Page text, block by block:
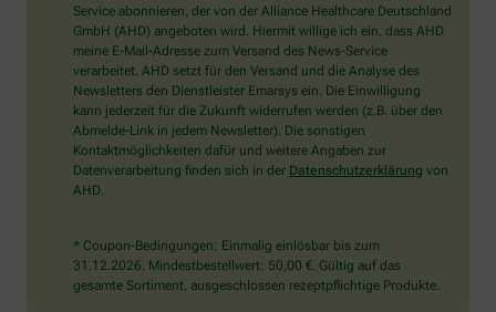
Dann
wählen
Sie
bitte
das
Auto.
Service abonnieren, der von der Alliance Healthcare Deutschland
GmbH (AHD) angeboten wird. Hiermit willige ich ein, dass AHD
meine E-Mail-Adresse zum Versand des News-Service
verarbeitet. AHD setzt für den Versand und die Analyse des
Newsletters den Dienstleister Emarsys ein. Die Einwilligung
kann jederzeit für die Zukunft widerrufen werden (z.B. über den
Abmelde-Link in jedem Newsletter). Die sonstigen
Kontaktmöglichkeiten dafür und weitere Angaben zur
Datenverarbeitung finden sich in der Datenschutzerklärung von
AHD.
* Coupon-Bedingungen: Einmalig einlösbar bis zum
31.12.2026. Mindestbestellwert: 50,00 €. Gültig auf das
gesamte Sortiment, ausgeschlossen rezeptpflichtige Produkte.